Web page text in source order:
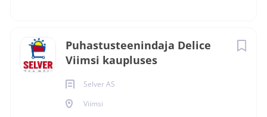
Puhastusteenindaja Delice
Viimsi kaupluses
Selver AS
Viimsi